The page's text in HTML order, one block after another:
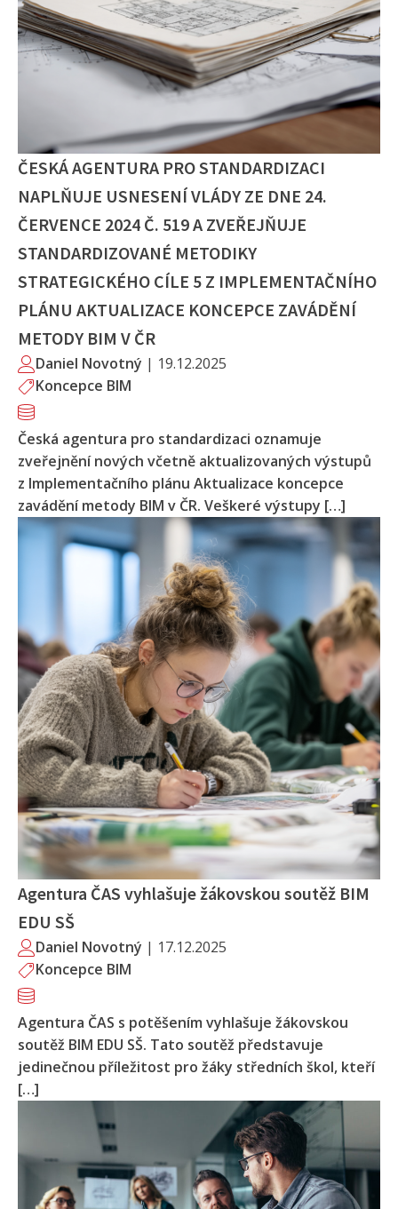
ČESKÁ AGENTURA PRO STANDARDIZACI
NAPLŇUJE USNESENÍ VLÁDY ZE DNE 24.
ČERVENCE 2024 Č. 519 A ZVEŘEJŇUJE
STANDARDIZOVANÉ METODIKY
STRATEGICKÉHO CÍLE 5 Z IMPLEMENTAČNÍHO
PLÁNU AKTUALIZACE KONCEPCE ZAVÁDĚNÍ
METODY BIM V ČR
Daniel Novotný | 19.12.2025
Koncepce BIM
Česká agentura pro standardizaci oznamuje
zveřejnění nových včetně aktualizovaných výstupů
z Implementačního plánu Aktualizace koncepce
zavádění metody BIM v ČR. Veškeré výstupy […]
Agentura ČAS vyhlašuje žákovskou soutěž BIM
EDU SŠ
Daniel Novotný | 17.12.2025
Koncepce BIM
Agentura ČAS s potěšením vyhlašuje žákovskou
soutěž BIM EDU SŠ. Tato soutěž představuje
jedinečnou příležitost pro žáky středních škol, kteří
[…]